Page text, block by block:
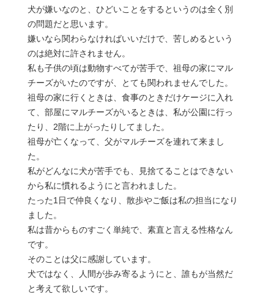
犬が嫌いなのと、ひどいことをするというのは全く別
の問題だと思います。
嫌いなら関わらなければいいだけで、苦しめるという
のは絶対に許されません。
私も子供の頃は動物すべてが苦手で、祖母の家にマル
チーズがいたのですが、とても関われませんでした。
祖母の家に行くときは、食事のときだけケージに入れ
て、部屋にマルチーズがいるときは、私が公園に行っ
たり、2階に上がったりしてました。
祖母が亡くなって、父がマルチーズを連れて来まし
た。
私がどんなに犬が苦手でも、見捨てることはできない
から私に慣れるようにと言われました。
たった1日で仲良くなり、散歩やご飯は私の担当になり
ました。
私は昔からものすごく単純で、素直と言える性格なん
です。
そのことは父に感謝しています。
犬ではなく、人間が歩み寄るようにと、誰もが当然だ
と考えて欲しいです。